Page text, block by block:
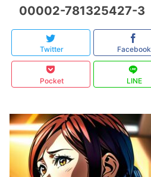
00002-781325427-3
Twitter Facebook
Pocket LINE